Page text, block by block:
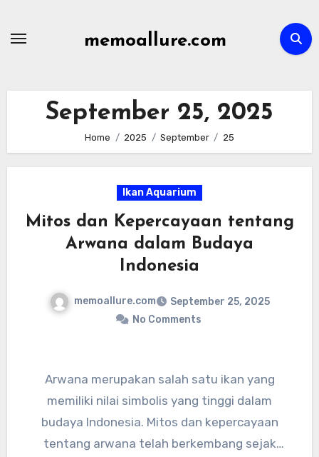
memoallure.com
September 25, 2025
Home 2025 September 25
Ikan Aquarium
Mitos dan Kepercayaan tentang
Arwana dalam Budaya
Indonesia
memoallure.com
September 25, 2025
No Comments
Arwana merupakan salah satu ikan yang
memiliki nilai simbolis yang tinggi dalam
budaya Indonesia. Mitos dan kepercayaan
tentang arwana telah berkembang sejak